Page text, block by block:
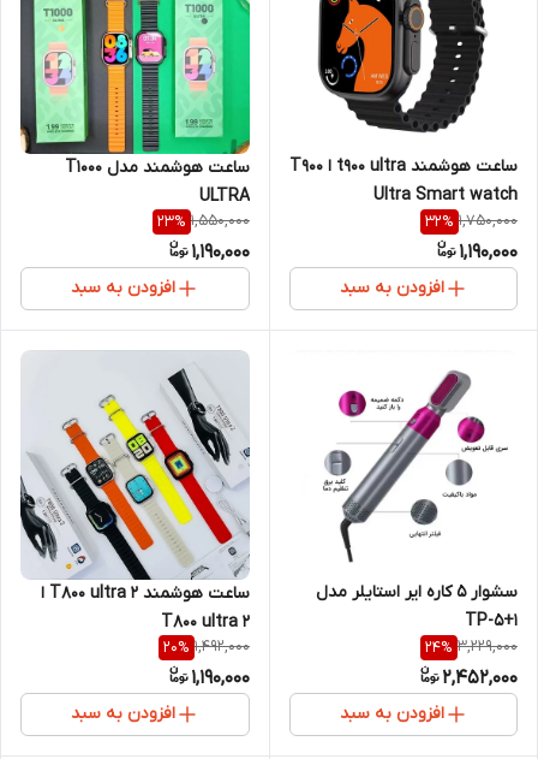
ساعت هوشمند t900 ultra ا T900
Ultra Smart watch
1,750,000
32%
1,190,000
افزودن به سبد
ساعت هوشمند مدل T1000
ULTRA
1,550,000
23%
1,190,000
افزودن به سبد
سشوار 5 کاره ایر استایلر مدل
TP-5+1
3,229,000
24%
2,452,000
افزودن به سبد
ساعت هوشمند T800 ultra 2 ا
T800 ultra 2
1,492,000
20%
1,190,000
افزودن به سبد